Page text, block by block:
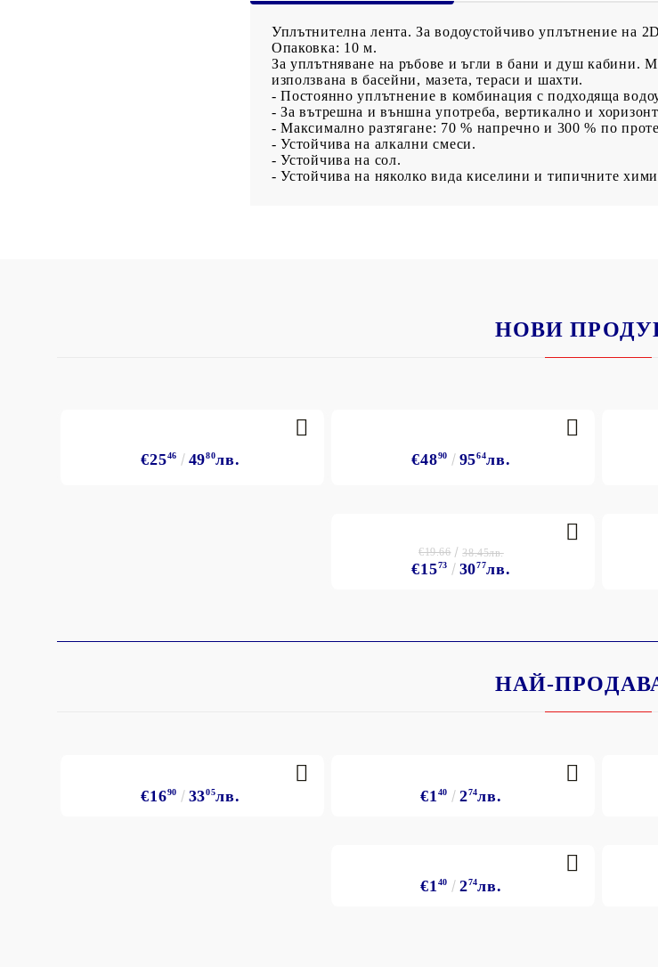
Уплътнителна лента. За водоустойчиво уплътнение на
Опаковка: 10 м.
За уплътняване на ръбове и ъгли в бани и душ кабини.
използвана в басейни, мазета, тераси и шахти.
- Постоянно уплътнение в комбинация с подходяща
- За вътрешна и външна употреба, вертикално и
- Максимално разтягане: 70 % напречно и 300 % по
- Устойчива на алкални смеси.
- Устойчива на сол.
- Устойчива на няколко вида киселини и типичните
НОВИ
€2546 4980лв. €4890 9564лв.
€1573 3077лв.
€19.66 38.45лв.
НАЙ-
€1690 3305лв. €1 40 274лв.
€1 40 274лв.